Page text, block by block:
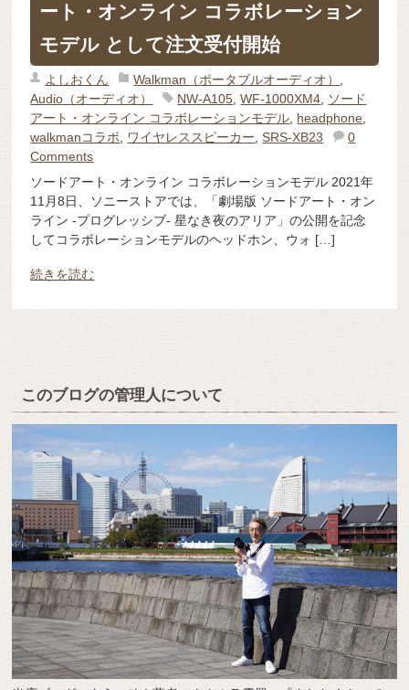
ート・オンライン コラボレーション
モデル として注文受付開始
よしおくん Walkman（ポータブルオーディオ）
Audio（オーディオ）
NW-A105 ,WF-1000XM4
ソード
アート・オンライン コラボレーションモデル headphone
walkmanコラボ
ワイヤレススピーカー ,SRS-XB23
0
Comments
ソードアート・オンライン コラボレーションモデル 2021年
11月8日、ソニーストアでは、「劇場版 ソードアート・オン
ライン -プログレッシブ- 星なき夜のアリア」の公開を記念
してコラボレーションモデルのヘッドホン、ウォ […]
続きを読む
このブログの管理人について